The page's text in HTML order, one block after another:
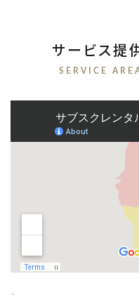
サービス提
SERVICE